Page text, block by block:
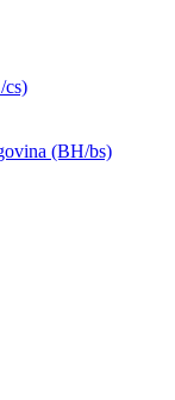
cs)
(BH/bs)